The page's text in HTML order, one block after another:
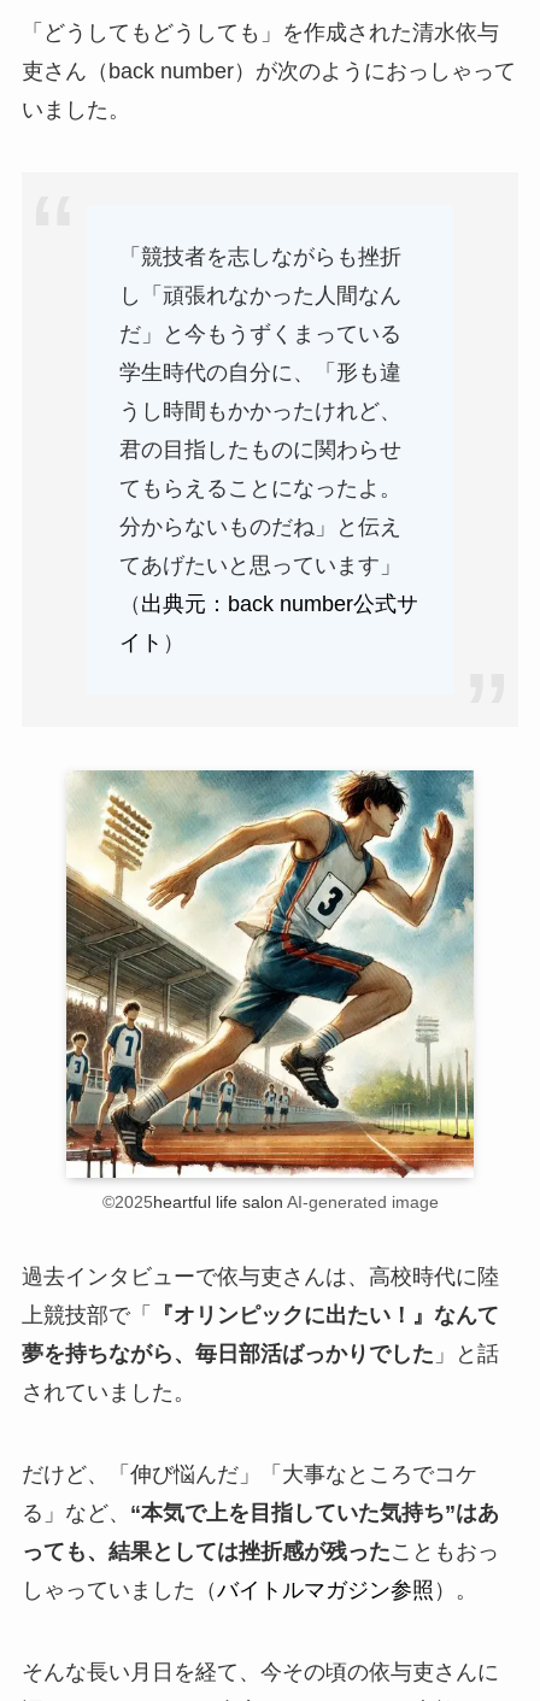
「どうしてもどうしても」を作成された清水依与
吏さん（back number）が次のようにおっしゃって
いました。
「競技者を志しながらも挫折
し「頑張れなかった人間なん
だ」と今もうずくまっている
学生時代の自分に、「形も違
うし時間もかかったけれど、
君の目指したものに関わらせ
てもらえることになったよ。
分からないものだね」と伝え
てあげたいと思っています」
（ 出典元：back number公式サ
イト ）
©2025heartful life salon AI-generated image
過去インタビューで依与吏さんは、高校時代に陸
上競技部で「
『オリンピックに出たい！』なんて
夢を持ちながら、毎日部活ばっかりでした 」と話
されていました。
だけど、「伸び悩んだ」「大事なところでコケ
る」など、 “本気で上を目指していた気持ち”はあ
っても、結果としては挫折感が残ったこともおっ
しゃっていました（バイトルマガジン参照 ）。
そんな長い月日を経て、今その頃の依与吏さんに